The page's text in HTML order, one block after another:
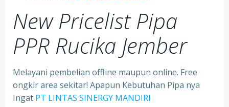
New Pricelist Pipa
PPR Rucika Jember
Melayani pembelian offline maupun online. Free
ongkir area sekitar! Apapun Kebutuhan Pipa nya
Ingat PT LINTAS SINERGY MANDIRI